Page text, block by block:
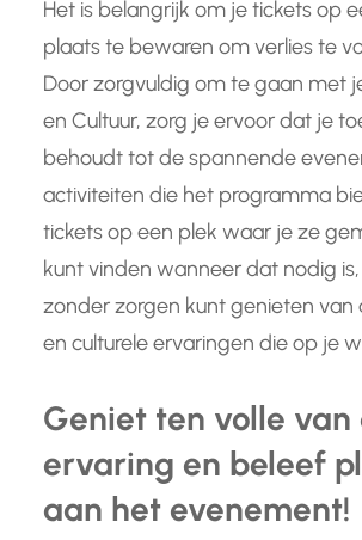
Het is belangrijk om je tickets op
plaats te bewaren om verlies te
Door zorgvuldig om te gaan met
en Cultuur, zorg je ervoor dat je
behoudt tot de spannende
activiteiten die het programma
tickets op een plek waar je ze
kunt vinden wanneer dat nodig
zonder zorgen kunt genieten van
en culturele ervaringen die op je
Geniet ten volle van
ervaring en beleef
aan het evenement!